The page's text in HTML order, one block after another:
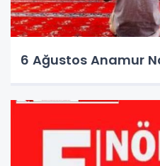
6 Ağustos Anamur